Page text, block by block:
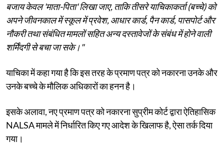
बजाय केवल 'माता-पिता' लिखा जाए, ताकि तीसरे याचिकाकर्ता (बच्चे) को
अपने जीवनकाल में स्कूल में प्रवेश, आधार कार्ड, पैन कार्ड, पासपोर्ट और
नौकरी तथा संबंधित मामलों सहित अन्य दस्तावेजों के संबंध में होने वाली
शर्मिंदगी से बचा जा सके।"
याचिका में कहा गया है कि इस तरह के प्रमाण पत्र को नकारना उनके और
उनके बच्चे के मौलिक अधिकारों का हनन है।
इसके अलावा, नए प्रमाण पत्र को नकारना सुप्रीम कोर्ट द्वारा ऐतिहासिक
NALSA मामले में निर्धारित किए गए आदेश के खिलाफ है, ऐसा तर्क दिया
गया।